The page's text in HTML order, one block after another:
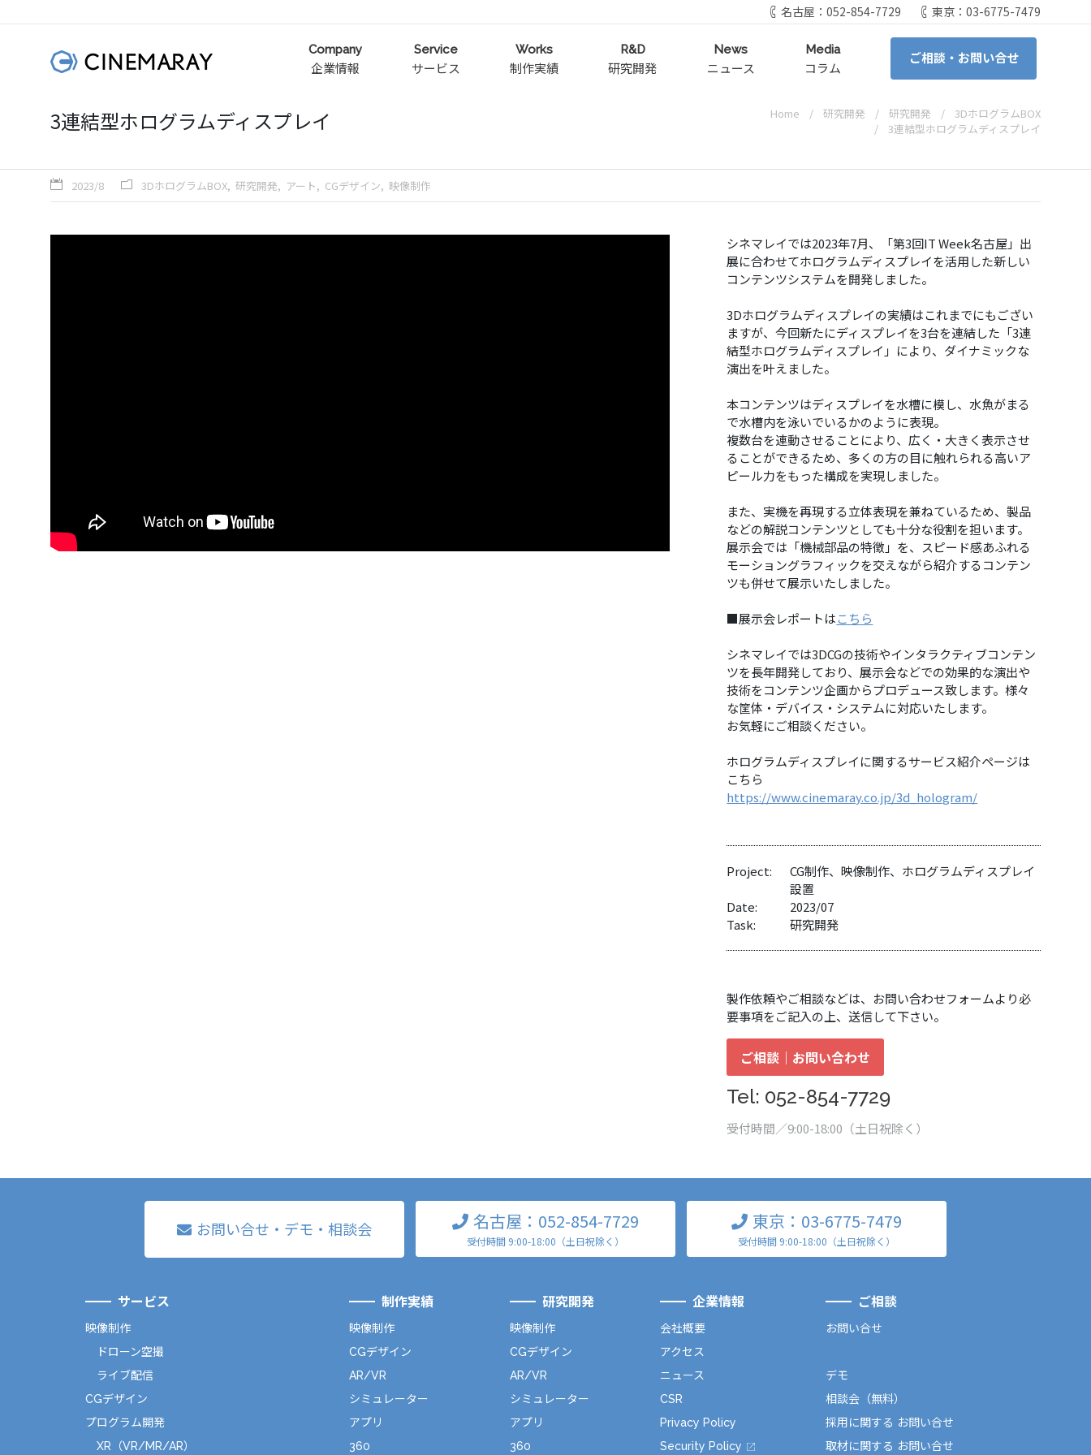
名古屋：052-854-7729 東京：03-6775-7479
Company
企業情報
Service
サービス
Works
制作実績
R&D
研究開発
News
ニュース
Media
コラム
ご相談・お問い合せ
3連結型ホログラムディスプレイ Home 研究開発 研究開発
3DホログラムBOX
3連結型ホログラムディスプレイ
2023/8 3DホログラムBOX 研究開発 アート CGデザイン 映像制作
シネマレイでは2023年7月、「第3回IT Week名古屋」出
展に合わせてホログラムディスプレイを活用した新しい
コンテンツシステムを開発しました。
3Dホログラムディスプレイの実績はこれまでにもござい
ますが、今回新たにディスプレイを3台を連結した「3連
結型ホログラムディスプレイ」により、ダイナミックな
演出を叶えました。
本コンテンツはディスプレイを水槽に模し、水魚がまる
で水槽内を泳いでいるかのように表現。
複数台を連動させることにより、広く・大きく表示させ
ることができるため、多くの方の目に触れられる高いア
ピール力をもった構成を実現しました。
また、実機を再現する立体表現を兼ねているため、製品
などの解説コンテンツとしても十分な役割を担います。
展示会では「機械部品の特徴」を、スピード感あふれる
モーショングラフィックを交えながら紹介するコンテン
ツも併せて展示いたしました。
■展示会レポートはこちら
シネマレイでは3DCGの技術やインタラクティブコンテン
ツを長年開発しており、展示会などでの効果的な演出や
技術をコンテンツ企画からプロデュース致します。様々
な筐体・デバイス・システムに対応いたします。
お気軽にご相談ください。
ホログラムディスプレイに関するサービス紹介ページは
こちら
https://www.cinemaray.co.jp/3d_hologram/
Project:
CG制作、映像制作、ホログラムディスプレイ
設置
Date:
2023/07
Task:
研究開発
製作依頼やご相談などは、お問い合わせフォームより必
要事項をご記入の上、送信して下さい。
ご相談｜お問い合わせ
Tel: 052-854-7729
受付時間／9:00-18:00（土日祝除く）
お問い合せ・デモ・相談会 名古屋：052-854-7729
受付時間 9:00-18:00（土日祝除く）
東京：03-6775-7479
受付時間 9:00-18:00（土日祝除く）
サービス
映像制作
ドローン空撮
ライブ配信
CGデザイン
プログラム開発
XR（VR/MR/AR）
制作実績
映像制作
CGデザイン
AR/VR
シミュレーター
アプリ
360
研究開発
映像制作
CGデザイン
AR/VR
シミュレーター
アプリ
360
企業情報
会社概要
アクセス
ニュース
CSR
Privacy Policy
Security Policy
ご相談
お問い合せ
デモ
相談会（無料）
採用に関する お問い合せ
取材に関する お問い合せ